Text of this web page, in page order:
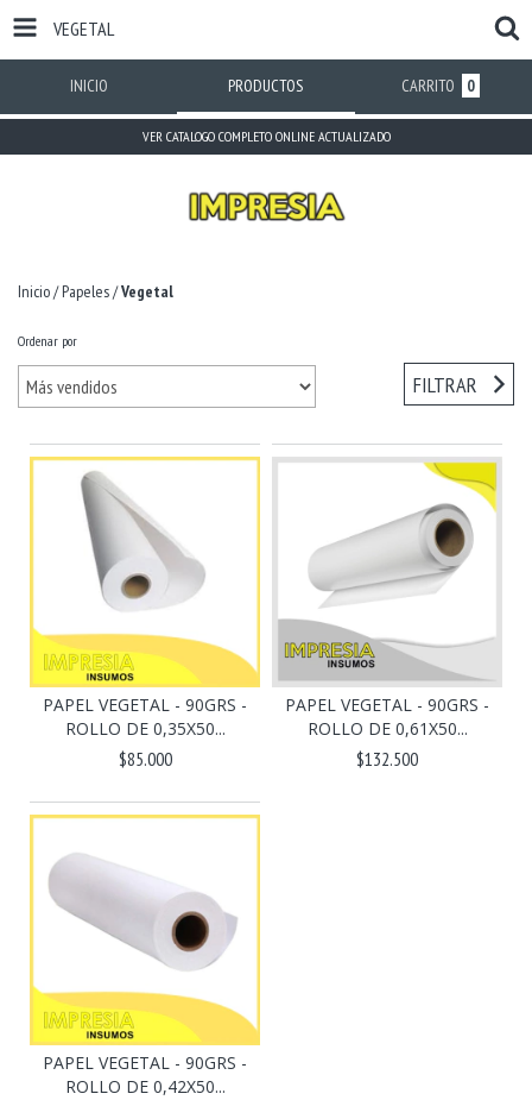
VEGETAL
INICIO PRODUCTOS CARRITO 0
VER CATALOGO COMPLETO ONLINE ACTUALIZADO
Inicio/ Papeles/Vegetal
Ordenar por
FILTRAR
PAPEL VEGETAL - 90GRS -
ROLLO DE 0,35X50...
$85.000
PAPEL VEGETAL - 90GRS -
ROLLO DE 0,61X50...
$132.500
PAPEL VEGETAL - 90GRS -
ROLLO DE 0,42X50...